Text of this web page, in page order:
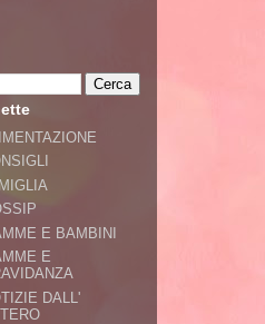
E BAMBINI
E
DALL'